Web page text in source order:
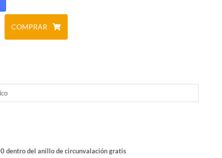
COMPRAR
dentro del anillo de circunvalación gratis